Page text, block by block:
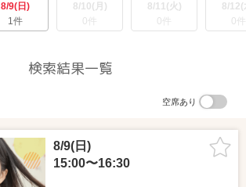
8/9(日)
1件
8/10(月)
0件
8/11(火)
0件
8/12(
0件
検索結果一覧
空席あり
8/9(日)
15:00〜16:30